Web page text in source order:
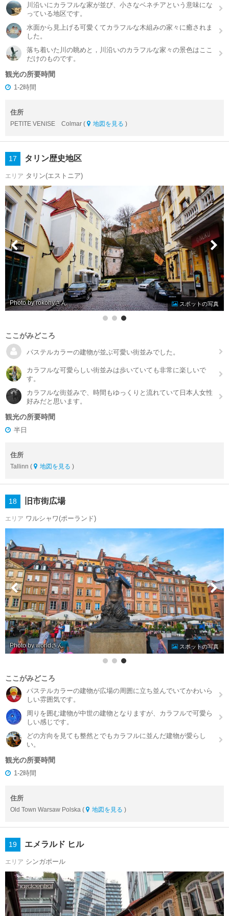
川沿いにカラフルな家が並び、小さなベネチアという意味にな
っている地区です。
水面から見上げる可愛くてカラフルな木組みの家々に癒されま
した。
落ち着いた川の眺めと，川沿いのカラフルな家々の景色はここ
だけのものです。
観光の所要時間
1-2時間
住所
PETITE VENISE Colmar ( 地図を見る )
17 タリン歴史地区
エリア タリン(エストニア)
Photo by rokohy スポットの写真
ここがみどころ
パステルカラーの建物が並ぶ可愛い街並みでした。
カラフルな可愛らしい街並みは歩いていても非常に楽しいで
す。
カラフルな街並みで、時間もゆっくりと流れていて日本人女性
好みだと思います。
観光の所要時間
半日
住所
Tallinn ( 地図を見る )
18 旧市街広場
エリア ワルシャワ(ポーランド)
Photo by world スポットの写真
ここがみどころ
パステルカラーの建物が広場の周囲に立ち並んでいてかわいら
しい雰囲気です。
周りを囲む建物が中世の建物となりますが、カラフルで可愛ら
しい感じです。
どの方向を見ても整然とでもカラフルに並んだ建物が愛らし
い。
観光の所要時間
1-2時間
住所
Old Town Warsaw Polska ( 地図を見る )
19 エメラルド ヒル
エリア シンガポール